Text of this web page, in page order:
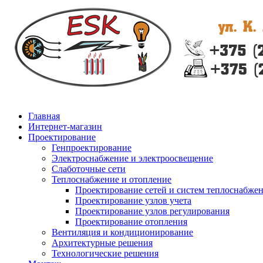
Главная
Интернет-магазин
Проектирование
Генпроектирование
Электроснабжение и электроосвещение
Слаботочные сети
Теплоснабжение и отопление
Проектирование сетей и систем
Проектирование узлов учета
Проектирование узлов регулирования
Проектирование отопления
Вентиляция и кондиционирование
Архитектурные решения
Технологические решения